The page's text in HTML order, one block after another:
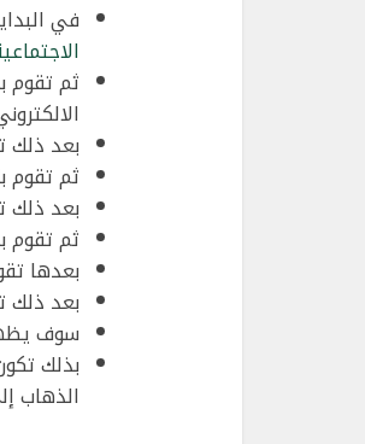
في
ثم تقوم
بعد ذلك
ثم تقوم
بعد ذلك
ثم تقوم
بعدها
بعد ذلك
سوف
بذلك
الذهاب